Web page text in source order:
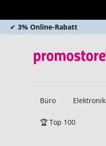
✔ 3% Online-Rabatt
Büro Elektronik
🏆 Top 100